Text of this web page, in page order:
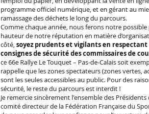
programme officiel numérique, et en gérant au
ramassage des déchets le long du parcours.
Comme chaque année, nous ferons notre
hauteur de notre réputation en matière
côté,soyez prudents et vigilants en respectant
consignes de sécurité des commissaires de
ce 66e Rallye Le Touquet – Pas-de-Calais soit
rappelle que les zones spectateurs (zones vertes,
sont les seules accessibles au public. Pour des
sécurité, le reste du parcours est interdit ​!
Je remercie sincèrement l'ensemble des Présidents
comité directeur de la Fédération Française du